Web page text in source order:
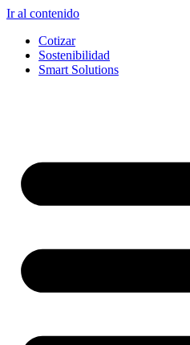
Ir al contenido
Cotizar
Sostenibilidad
Smart Solutions